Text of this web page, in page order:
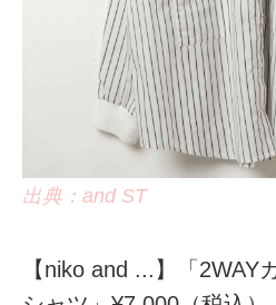
出典：and ST
【niko and ...】「2WAY